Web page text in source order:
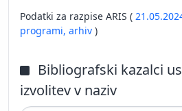
Podatki za razpise ARIS (
programi, arhiv )
Bibliografski kazalci
izvolitev v naziv